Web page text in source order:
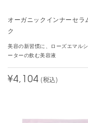
オーガニックインナーセラ
ク
美容の新習慣に、ローズエマル
ーターの飲む美容液
¥4,104 (税込)